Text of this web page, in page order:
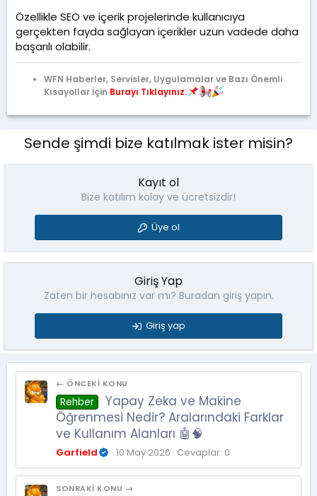
Özellikle SEO ve içerik projelerinde kullanıcıya
gerçekten fayda sağlayan içerikler uzun vadede daha
başarılı olabilir.
WFN Haberler, Servisler, Uygulamalar ve Bazı Önemli
Kısayollar İçin Burayı Tıklayınız.
Sende şimdi bize katılmak ister misin?
Kayıt ol
Bize katılım kolay ve ücretsizdir!
Üye ol
Giriş Yap
Zaten bir hesabınız var mı? Buradan giriş yapın.
Giriş yap
← ÖNCEKI KONU
Rehber
Yapay Zeka ve Makine
Öğrenmesi Nedir? Aralarındaki Farklar
ve Kullanım Alanları 🤖🧠
Garfield 10 May 2026 Cevaplar: 0
SONRAKI KONU →